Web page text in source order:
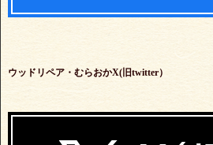
ウッドリペア・むらおかX(旧twitter）